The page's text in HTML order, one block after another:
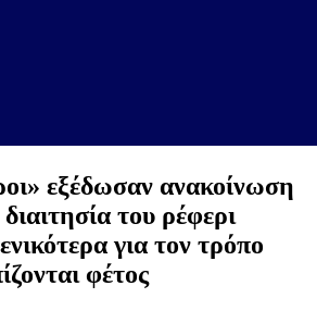
εξέδωσαν ανακοίνωση
του ρέφερι
για τον τρόπο
φέτος